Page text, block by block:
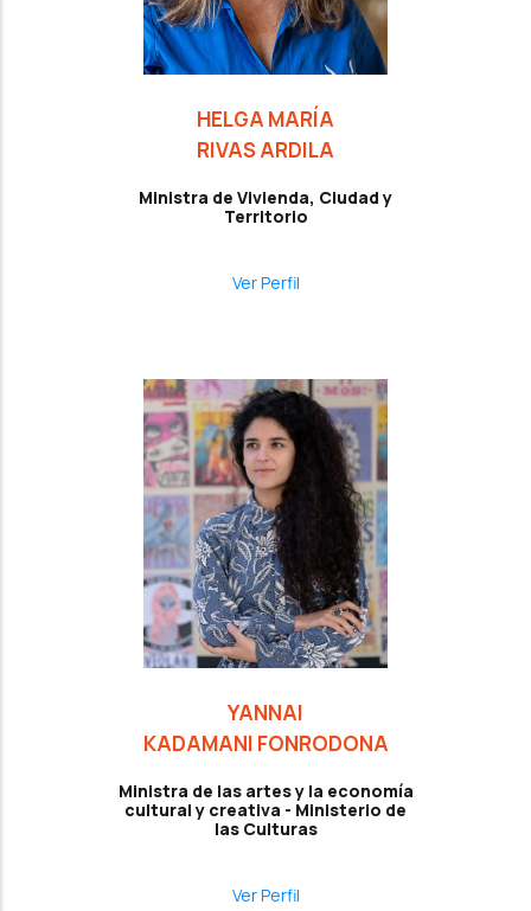
HELGA MARÍA
RIVAS ARDILA
Ministra de Vivienda, Ciudad y
Territorio
Ver Perfil
YANNAI
KADAMANI FONRODONA
Ministra de las artes y la economía
cultural y creativa - Ministerio de
las Culturas
Ver Perfil